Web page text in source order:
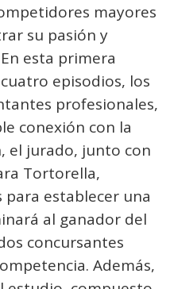
mayores
su pasión y
esta primera
episodios, los
profesionales,
conexión con la
el jurado, junto con
Tortorella,
para establecer una
al ganador del
concursantes
Además,